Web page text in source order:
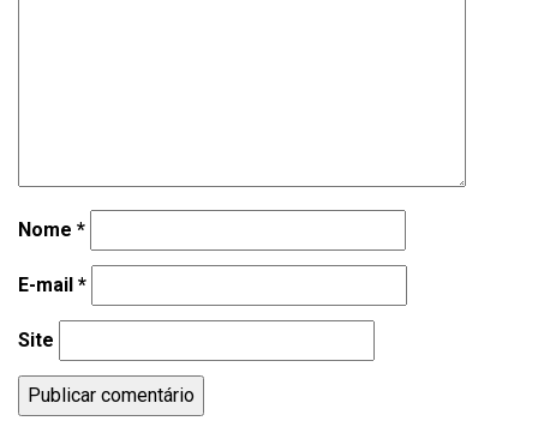
Nome *
E-mail *
Site